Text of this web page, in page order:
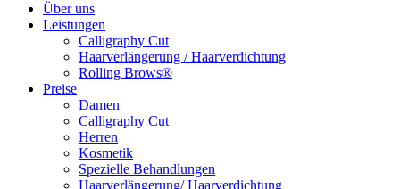
Über uns
Leistungen
Calligraphy Cut
Haarverlängerung / Haarverdichtung
Rolling Brows®
Preise
Damen
Calligraphy Cut
Herren
Kosmetik
Spezielle Behandlungen
Haarverlängerung/ Haarverdichtung